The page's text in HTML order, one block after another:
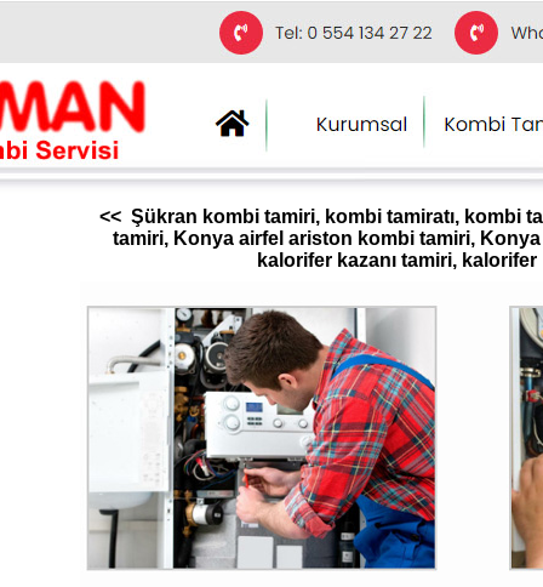
<< Şükran kombi tamiri, kombi tamiratı, kombi
tamiri, Konya airfel ariston kombi tamiri,
kalorifer kazanı tamiri,